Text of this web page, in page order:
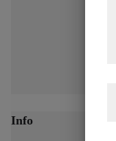
Info